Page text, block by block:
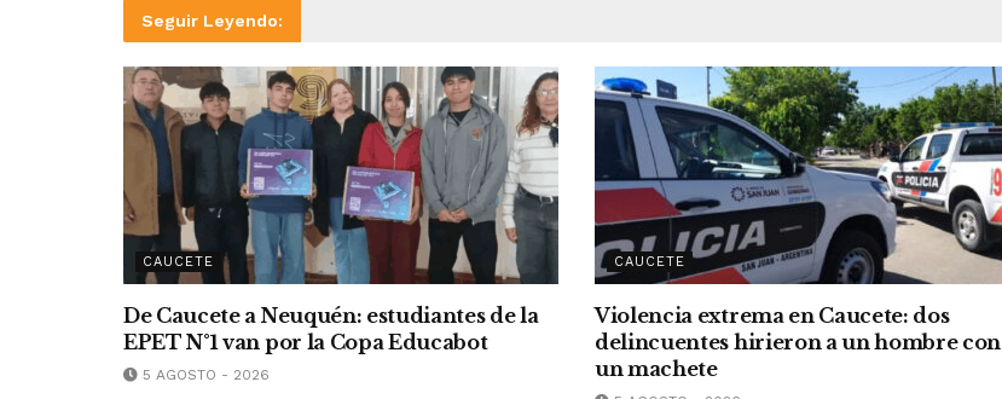
Seguir Leyendo:
CAUCETE
De Caucete a Neuquén: estudiantes de la
EPET N°1 van por la Copa Educabot
5 AGOSTO - 2026
CAUCETE
Violencia extrema en Caucete: dos
delincuentes hirieron a un hombre con
un machete